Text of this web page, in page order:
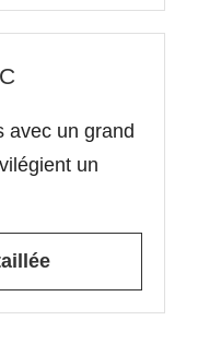
avec un grand
un